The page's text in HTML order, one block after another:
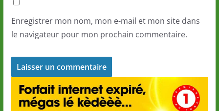
Enregistrer mon nom, mon e-mail et mon site dans
le navigateur pour mon prochain commentaire.